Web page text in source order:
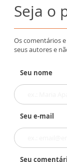
Seja o
Os comentários
seus autores e
Seu nome
Seu e-mail
Seu